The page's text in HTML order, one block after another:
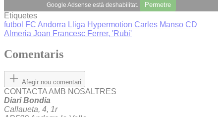
Google Adsense està deshabilitat. Permetre
Etiquetes
futbol FC Andorra Lliga Hypermotion Carles Manso CD
Almeria Joan Francesc Ferrer, 'Rubi'
Comentaris
Afegir nou comentari
CONTACTA AMB NOSALTRES
Diari Bondia
Callaueta, 4, 1r